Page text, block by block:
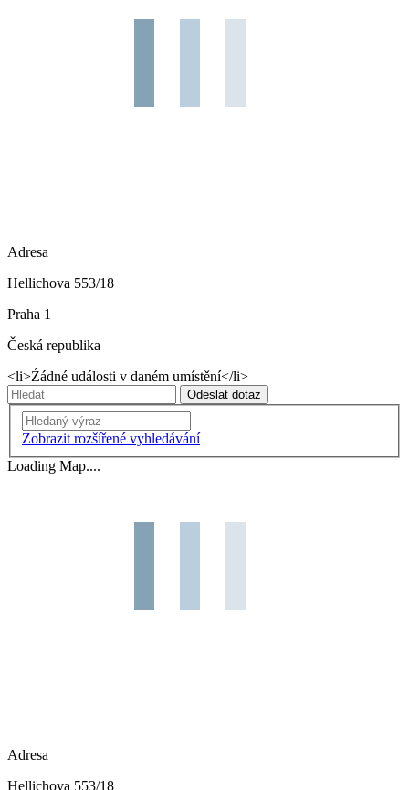
Adresa
Hellichova 553/18
Praha 1
Česká republika
<li>Źádné události v daném umístění</li>
Vyhledávání:
Odeslat dotaz
Vyhledání
Zobrazit rozšířené vyhledávání
Loading Map....
Adresa
Hellichova 553/18